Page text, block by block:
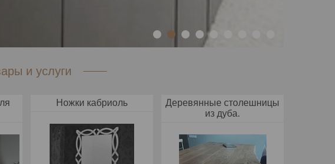
и услуги
Ножки кабриоль
Деревянные столешницы
из дуба.